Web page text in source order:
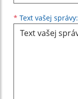
* Text vašej správy: